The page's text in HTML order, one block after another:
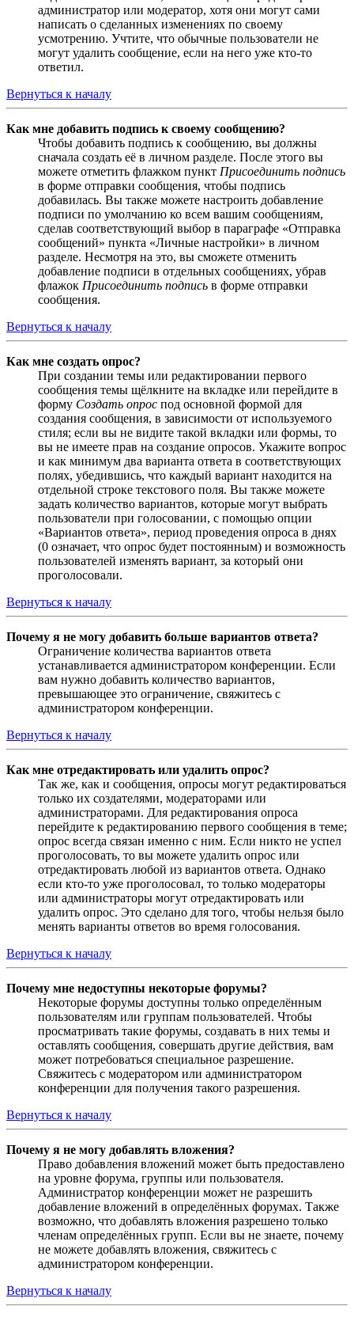
администратор или модератор, хотя они могут сами
написать о сделанных изменениях по своему
усмотрению. Учтите, что обычные пользователи не
могут удалить сообщение, если на него уже кто-то
ответил.
Вернуться к началу
Как мне добавить подпись к своему сообщению?
Чтобы добавить подпись к сообщению, вы должны
сначала создать её в личном разделе. После этого вы
можете отметить флажком пункт Присоединить подпись
в форме отправки сообщения, чтобы подпись
добавилась. Вы также можете настроить добавление
подписи по умолчанию ко всем вашим сообщениям,
сделав соответствующий выбор в параграфе «Отправка
сообщений» пункта «Личные настройки» в личном
разделе. Несмотря на это, вы сможете отменить
добавление подписи в отдельных сообщениях, убрав
флажок Присоединить подпись в форме отправки
сообщения.
Вернуться к началу
Как мне создать опрос?
При создании темы или редактировании первого
сообщения темы щёлкните на вкладке или перейдите в
форму Создать опрос под основной формой для
создания сообщения, в зависимости от используемого
стиля; если вы не видите такой вкладки или формы, то
вы не имеете прав на создание опросов. Укажите вопрос
и как минимум два варианта ответа в соответствующих
полях, убедившись, что каждый вариант находится на
отдельной строке текстового поля. Вы также можете
задать количество вариантов, которые могут выбрать
пользователи при голосовании, с помощью опции
«Вариантов ответа», период проведения опроса в днях
(0 означает, что опрос будет постоянным) и возможность
пользователей изменять вариант, за который они
проголосовали.
Вернуться к началу
Почему я не могу добавить больше вариантов ответа?
Ограничение количества вариантов ответа
устанавливается администратором конференции. Если
вам нужно добавить количество вариантов,
превышающее это ограничение, свяжитесь с
администратором конференции.
Вернуться к началу
Как мне отредактировать или удалить опрос?
Так же, как и сообщения, опросы могут редактироваться
только их создателями, модераторами или
администраторами. Для редактирования опроса
перейдите к редактированию первого сообщения в теме;
опрос всегда связан именно с ним. Если никто не успел
проголосовать, то вы можете удалить опрос или
отредактировать любой из вариантов ответа. Однако
если кто-то уже проголосовал, то только модераторы
или администраторы могут отредактировать или
удалить опрос. Это сделано для того, чтобы нельзя было
менять варианты ответов во время голосования.
Вернуться к началу
Почему мне недоступны некоторые форумы?
Некоторые форумы доступны только определённым
пользователям или группам пользователей. Чтобы
просматривать такие форумы, создавать в них темы и
оставлять сообщения, совершать другие действия, вам
может потребоваться специальное разрешение.
Свяжитесь с модератором или администратором
конференции для получения такого разрешения.
Вернуться к началу
Почему я не могу добавлять вложения?
Право добавления вложений может быть предоставлено
на уровне форума, группы или пользователя.
Администратор конференции может не разрешить
добавление вложений в определённых форумах. Также
возможно, что добавлять вложения разрешено только
членам определённых групп. Если вы не знаете, почему
не можете добавлять вложения, свяжитесь с
администратором конференции.
Вернуться к началу